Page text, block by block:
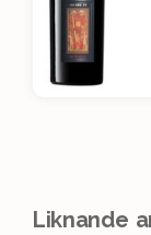
Liknande